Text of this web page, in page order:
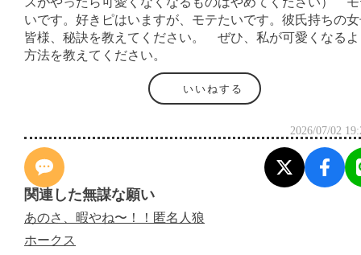
いです。好きピはいますが、モテたいです。彼氏持ちの
皆様、秘訣を教えてください。 ぜひ、私が可愛くなる
方法を教えてください。
いいねする
2026/07/02
関連した無謀な願い
あのさ、暇やね〜！！匿名人狼
ホークス